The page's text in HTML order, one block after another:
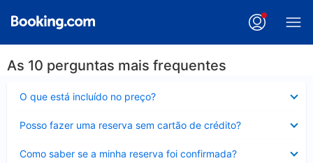
As 10 perguntas mais frequentes
O que está incluído no preço?
Posso fazer uma reserva sem cartão de crédito?
Como saber se a minha reserva foi confirmada?